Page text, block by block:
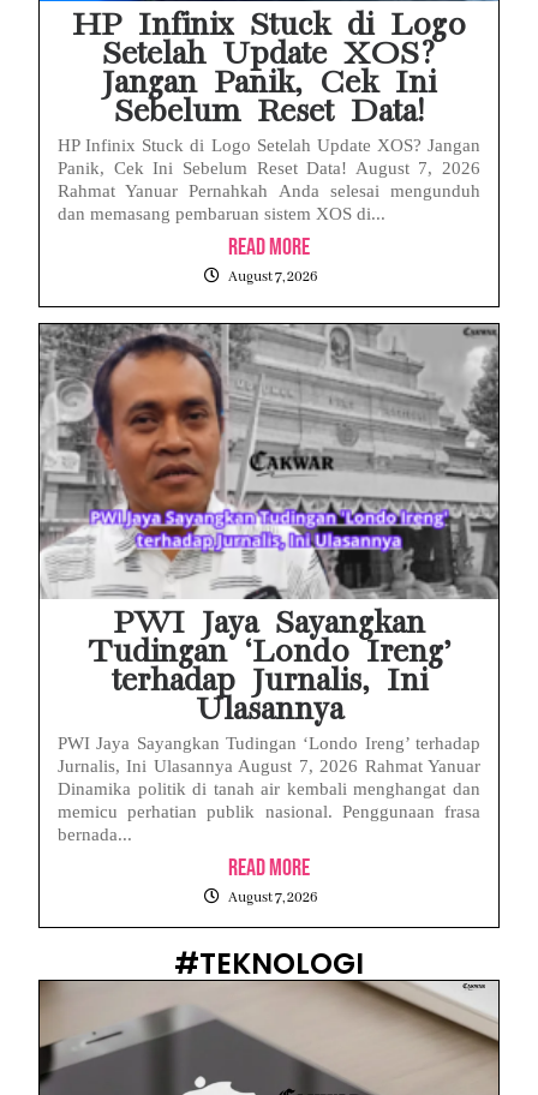
HP Infinix Stuck di Logo
Setelah Update XOS?
Jangan Panik, Cek Ini
Sebelum Reset Data!
HP Infinix Stuck di Logo Setelah Update XOS? Jangan
Panik, Cek Ini Sebelum Reset Data! August 7, 2026
Rahmat Yanuar Pernahkah Anda selesai mengunduh
dan memasang pembaruan sistem XOS di...
Read More
August 7, 2026
PWI Jaya Sayangkan
Tudingan ‘Londo Ireng’
terhadap Jurnalis, Ini
Ulasannya
PWI Jaya Sayangkan Tudingan ‘Londo Ireng’ terhadap
Jurnalis, Ini Ulasannya August 7, 2026 Rahmat Yanuar
Dinamika politik di tanah air kembali menghangat dan
memicu perhatian publik nasional. Penggunaan frasa
bernada...
Read More
August 7, 2026
#TEKNOLOGI